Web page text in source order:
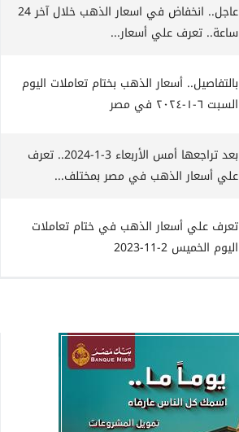
عاجل.. انخفاض في اسعار الذهب خلال آخر 24
ساعة.. تعرف علي أسعار...
بالتفاصيل.. أسعار الذهب بختام تعاملات اليوم
السبت ٦-١-٢٠٢٤ في مصر
بعد تراجعها أمس الأربعاء 3-1-2024.. تعرف
علي أسعار الذهب في مصر بمختلف...
تعرف علي أسعار الذهب في ختام تعاملات
اليوم الخميس 2-11-2023